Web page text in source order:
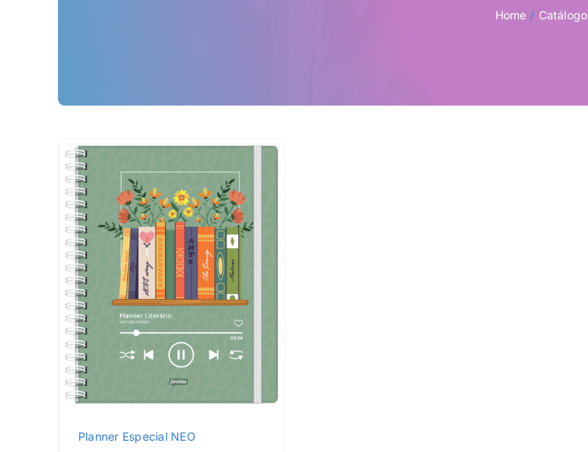
Home Catálogo
Planner Especial NEO